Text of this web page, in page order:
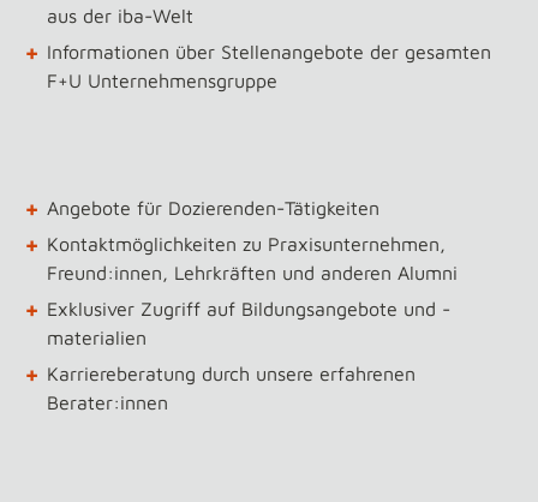
aus der iba-Welt
+ Informationen über Stellenangebote der gesamten
F+U Unternehmensgruppe
+ Angebote für Dozierenden-Tätigkeiten
+ Kontaktmöglichkeiten zu Praxisunternehmen,
Freund:innen, Lehrkräften und anderen Alumni
+ Exklusiver Zugriff auf Bildungsangebote und -
materialien
+ Karriereberatung durch unsere erfahrenen
Berater:innen